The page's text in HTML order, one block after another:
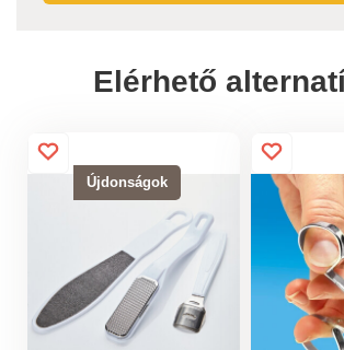
Elérhető
Újdonságok